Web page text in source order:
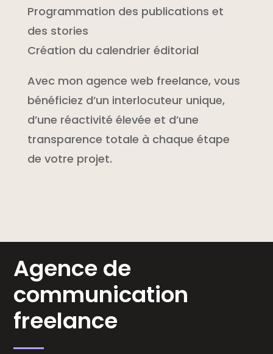
Programmation des publications et
des stories
Création du calendrier éditorial
Avec mon agence web freelance, vous
bénéficiez d’un interlocuteur unique,
d’une réactivité élevée et d’une
transparence totale à chaque étape
de votre projet.
Agence de
communication
freelance